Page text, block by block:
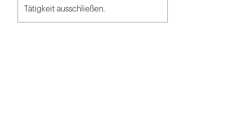
Tätigkeit ausschließen.